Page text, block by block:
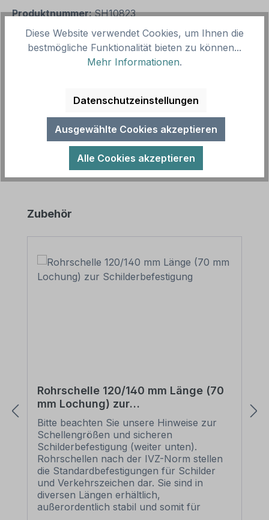
Produktnummer:SH10823
Vorlagenummer: VBT-39-K
älterer Norm oder praxisbewährt als
Kombinationsschild mit Zusatztext. Kombi…Mehr
Produktgalerie überspringen
Zubehör
Rohrschelle 120/140 mm Länge (70
mm Lochung) zur
Schilderbefestigung
Bitte beachten Sie unsere Hinweise zur
Schellengrößen und sicheren
Schilderbefestigung (weiter unten).
Rohrschellen nach der IVZ-Norm stellen
die Standardbefestigungen für Schilder
und Verkehrszeichen dar. Sie sind in
diversen Längen erhältlich,
außerordentlich stabil und somit für
Diese Website verwendet Cookies, um Ihnen die
bestmögliche Funktionalität bieten zu können...
Mehr Informationen.
Datenschutzeinstellungen
Ausgewählte Cookies akzeptieren
Alle Cookies akzeptieren